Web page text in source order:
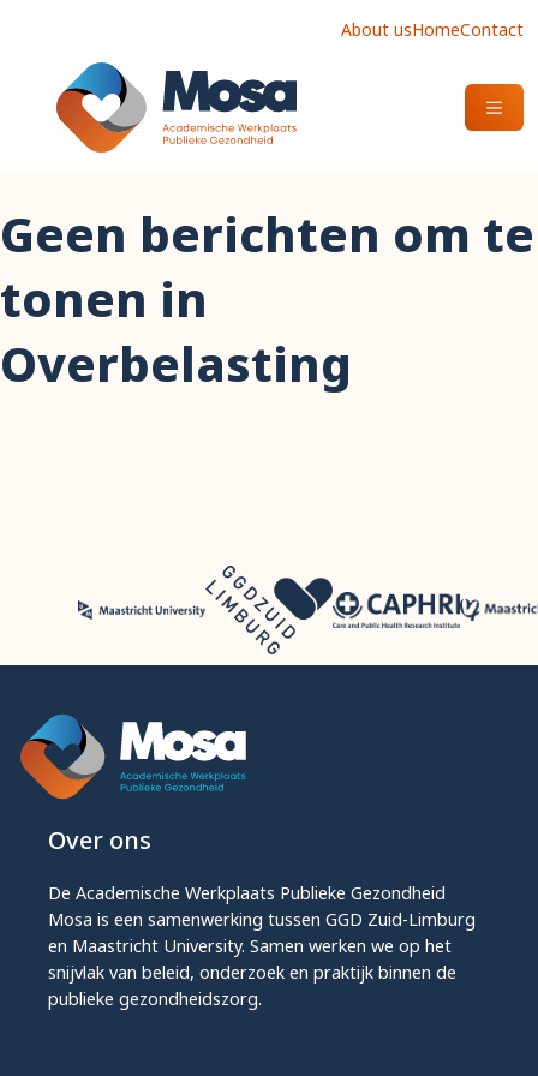
About usHomeContact
OPEN
Geen berichten om te
tonen in
Overbelasting
Over ons
De Academische Werkplaats Publieke Gezondheid
Mosa is een samenwerking tussen GGD Zuid-Limburg
en Maastricht University. Samen werken we op het
snijvlak van beleid, onderzoek en praktijk binnen de
publieke gezondheidszorg.